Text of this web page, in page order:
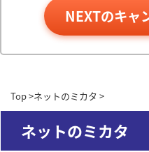
NEXTのキャ
Top>ネットのミカタ >
ネットのミカタ